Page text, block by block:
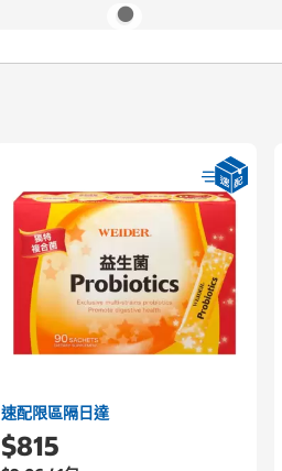
速配限區隔日達
$815